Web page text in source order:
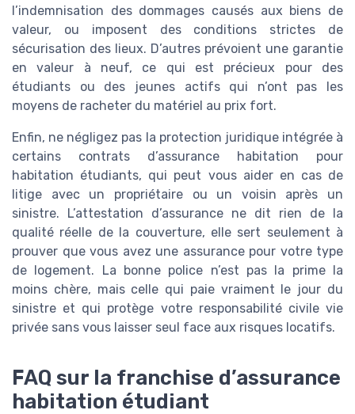
l’indemnisation des dommages causés aux biens de
valeur, ou imposent des conditions strictes de
sécurisation des lieux. D’autres prévoient une garantie
en valeur à neuf, ce qui est précieux pour des
étudiants ou des jeunes actifs qui n’ont pas les
moyens de racheter du matériel au prix fort.
Enfin, ne négligez pas la protection juridique intégrée à
certains contrats d’assurance habitation pour
habitation étudiants, qui peut vous aider en cas de
litige avec un propriétaire ou un voisin après un
sinistre. L’attestation d’assurance ne dit rien de la
qualité réelle de la couverture, elle sert seulement à
prouver que vous avez une assurance pour votre type
de logement. La bonne police n’est pas la prime la
moins chère, mais celle qui paie vraiment le jour du
sinistre et qui protège votre responsabilité civile vie
privée sans vous laisser seul face aux risques locatifs.
FAQ sur la franchise d’assurance
habitation étudiant